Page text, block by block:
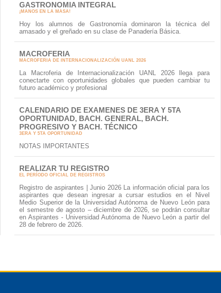
GASTRONOMIA INTEGRAL
¡MANOS EN LA MASA!
Hoy los alumnos de Gastronomía dominaron la técnica del
amasado y el greñado en su clase de Panadería Básica.
MACROFERIA
MACROFERIA DE INTERNACIONALIZACIÓN UANL 2026
La Macroferia de Internacionalización UANL 2026 llega para
conectarte con oportunidades globales que pueden cambiar tu
futuro académico y profesional
CALENDARIO DE EXAMENES DE 3ERA Y 5TA
OPORTUNIDAD, BACH. GENERAL, BACH.
PROGRESIVO Y BACH. TÉCNICO
3ERA Y 5TA OPORTUNIDAD
NOTAS IMPORTANTES
REALIZAR TU REGISTRO
EL PERÍODO OFICIAL DE REGISTROS
Registro de aspirantes | Junio 2026 La información oficial para los
aspirantes que desean ingresar a cursar estudios en el Nivel
Medio Superior de la Universidad Autónoma de Nuevo León para
el semestre de agosto – diciembre de 2026, se podrán consultar
en Aspirantes - Universidad Autónoma de Nuevo León a partir del
28 de febrero de 2026.